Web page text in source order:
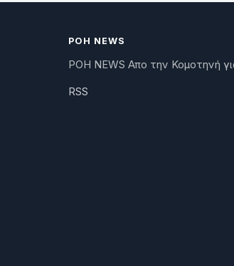
ΡΟΗ NEWS
ΡΟΗ NEWS Απο την Κομοτηνή
RSS